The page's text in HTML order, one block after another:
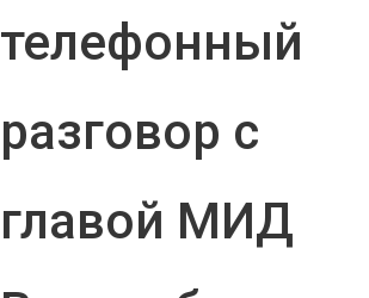
телефонный
разговор с
главой МИД